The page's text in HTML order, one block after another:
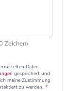
Zeichen)
Daten
gespeichert und
meine Zustimmung
zu werden. *